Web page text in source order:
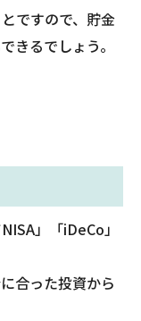
ですので、貯金
きるでしょう。
」「iDeCo」
合った投資から